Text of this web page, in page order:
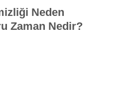
Neden
Zaman Nedir?